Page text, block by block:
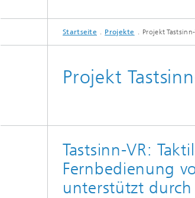
MATERIALIEN
VERFAHREN
TECHNOLOGIEN
ANWENDUNGEN
LEISTUNGEN
PROJEKTE
Startseite Projekte Projekt Tastsinn-
Projekt
Tastsinn-VR:
Fernbedienung
unterstützt